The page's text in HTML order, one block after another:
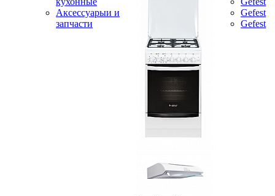
Аксессуарыи и
запчасти
Gefest
Gefest